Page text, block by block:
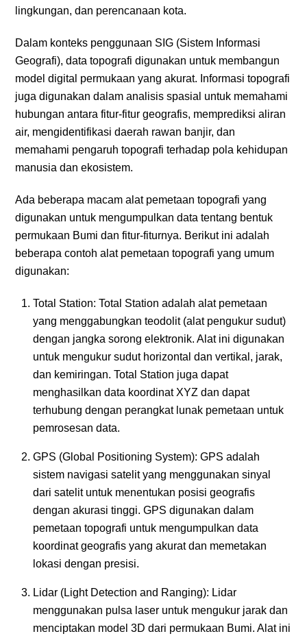
lingkungan, dan perencanaan kota.
Dalam konteks penggunaan SIG (Sistem Informasi
Geografi), data topografi digunakan untuk membangun
model digital permukaan yang akurat. Informasi topografi
juga digunakan dalam analisis spasial untuk memahami
hubungan antara fitur-fitur geografis, memprediksi aliran
air, mengidentifikasi daerah rawan banjir, dan
memahami pengaruh topografi terhadap pola kehidupan
manusia dan ekosistem.
Ada beberapa macam alat pemetaan topografi yang
digunakan untuk mengumpulkan data tentang bentuk
permukaan Bumi dan fitur-fiturnya. Berikut ini adalah
beberapa contoh alat pemetaan topografi yang umum
digunakan:
Total Station: Total Station adalah alat pemetaan
yang menggabungkan teodolit (alat pengukur sudut)
dengan jangka sorong elektronik. Alat ini digunakan
untuk mengukur sudut horizontal dan vertikal, jarak,
dan kemiringan. Total Station juga dapat
menghasilkan data koordinat XYZ dan dapat
terhubung dengan perangkat lunak pemetaan untuk
pemrosesan data.
GPS (Global Positioning System): GPS adalah
sistem navigasi satelit yang menggunakan sinyal
dari satelit untuk menentukan posisi geografis
dengan akurasi tinggi. GPS digunakan dalam
pemetaan topografi untuk mengumpulkan data
koordinat geografis yang akurat dan memetakan
lokasi dengan presisi.
Lidar (Light Detection and Ranging): Lidar
menggunakan pulsa laser untuk mengukur jarak dan
menciptakan model 3D dari permukaan Bumi. Alat ini